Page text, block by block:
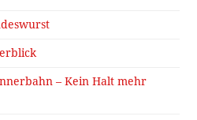
– Kein Halt mehr